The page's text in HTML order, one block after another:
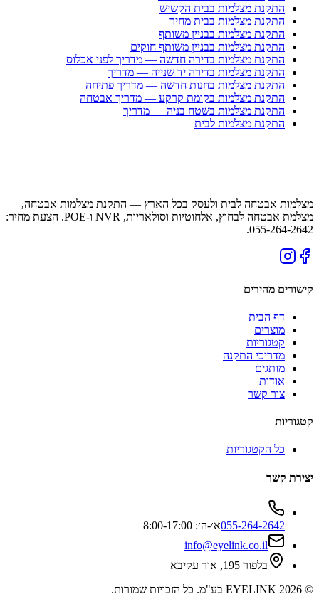
התקנת מצלמות בבית הקשיש
התקנת מצלמות בבית מחיר
התקנת מצלמות בבניין משותף
התקנת מצלמות בבניין משותף חוקים
התקנת מצלמות בדירה חדשה — מדריך לפני אכלוס
התקנת מצלמות בדירה יד שנייה — מדריך
התקנת מצלמות בחנות חדשה — מדריך פתיחה
התקנת מצלמות בקומת קרקע — מדריך אבטחה
התקנת מצלמות בשטח בניה — מדריך
התקנת מצלמות לבית
מצלמות אבטחה לבית ולעסק בכל הארץ — התקנת מצלמות אבטחה,
מצלמת אבטחה לבחוץ, אלחוטיות וסולאריות, NVR ו-POE. הצעת מחיר:
055-264-2642.
קישורים מהירים
דף הבית
מוצרים
קטגוריות
מדריכי התקנה
מותגים
אודות
צור קשר
קטגוריות
כל הקטגוריות
יצירת קשר
055-264-2642א׳-ה׳: 8:00-17:00
info@eyelink.co.il
בלפור 195, אור עקיבא
©
2026 EYELINK בע"מ . כל הזכויות שמורות.